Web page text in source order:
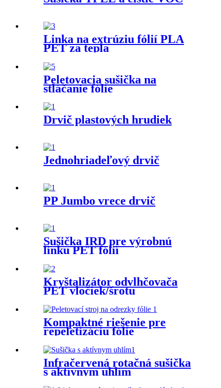
Linka na extrúziu fólií PLA
PET za tepla
Peletovacia sušička na
stláčanie fólie
Drvič plastových hrudiek
Jednohriadeľový drvič
PP Jumbo vrece drvič
Sušička IRD pre výrobnú
linku PET fólií
Kryštalizátor odvlhčovača
PET vločiek/šrotu
Kompaktné riešenie pre
repeletizáciu fólie
Infračervená rotačná sušička
s aktívnym uhlím